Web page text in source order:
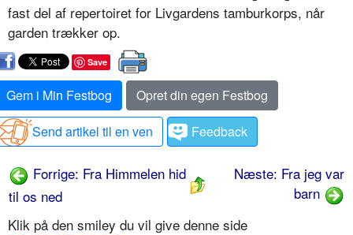
fast del af repertoiret for Livgardens tamburkorps, når
garden trækker op.
Save
Gem i Min Festbog
Opret din egen Festbog
Send artikel til en ven
Feedback
Forrige: Fra Himmelen hid
til os ned
Næste: Fra jeg var
barn
Klik på den smiley du vil give denne side